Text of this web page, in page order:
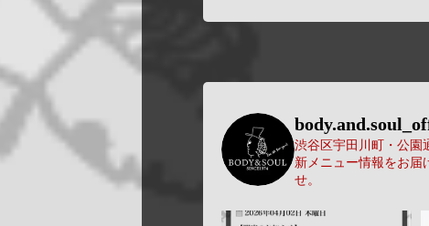
渋谷区宇田川町・公園
新メニュー情報をお届
せ。